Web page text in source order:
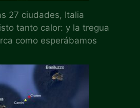
27 ciudades, Italia
tanto calor: y la tregua
como esperábamos